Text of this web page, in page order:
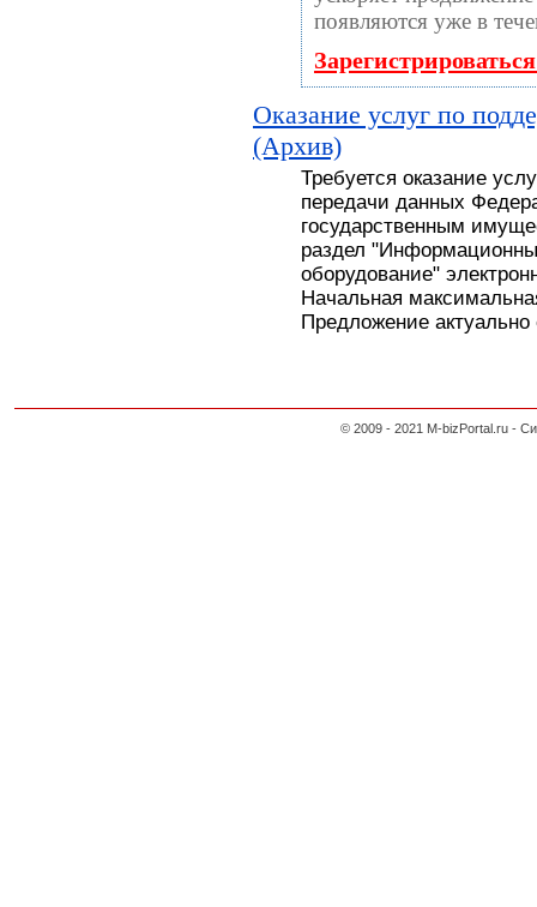
появляются уже в
Оказание услуг по
(Архив)
Требуется оказание
передачи данных
государственным
раздел
оборудование"
Начальная
Предложение
© 2009 - 2021 M-bizPortal.ru -